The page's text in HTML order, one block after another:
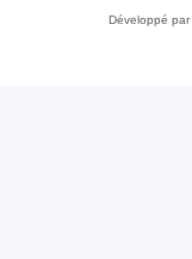
Développé par